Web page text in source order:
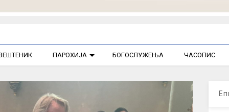
ПАРОХИЈА БОГОСЛУЖЕЊА ЧАСОПИС